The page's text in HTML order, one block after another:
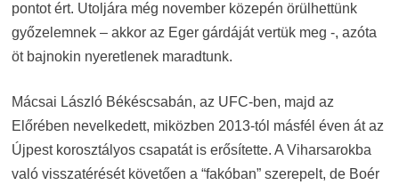
pontot ért. Utoljára még november közepén örülhettünk
győzelemnek – akkor az Eger gárdáját vertük meg -, azóta
öt bajnokin nyeretlenek maradtunk.
Mácsai László Békéscsabán, az UFC-ben, majd az
Előrében nevelkedett, miközben 2013-tól másfél éven át az
Újpest korosztályos csapatát is erősítette. A Viharsarokba
való visszatérését követően a “fakóban” szerepelt, de Boér